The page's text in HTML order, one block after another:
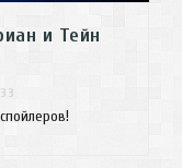
и Тейн